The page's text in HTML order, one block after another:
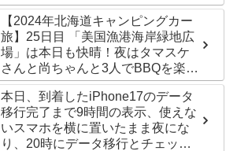
【2024年北海道キャンピングカー
旅】25日目 「美国漁港海岸緑地広
場」は本日も快晴！夜はタマスケ
さんと尚ちゃんと3人でBBQを楽し
みました♪
本日、到着したiPhone17のデータ
移行完了まで9時間の表示、使えな
いスマホを横に置いたまま夜にな
り、20時にデータ移行とチェック